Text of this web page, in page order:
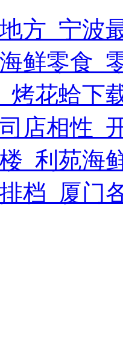
方_宁波
鲜零食_
烤花蛤下
店相性_
_利苑海
档_厦门